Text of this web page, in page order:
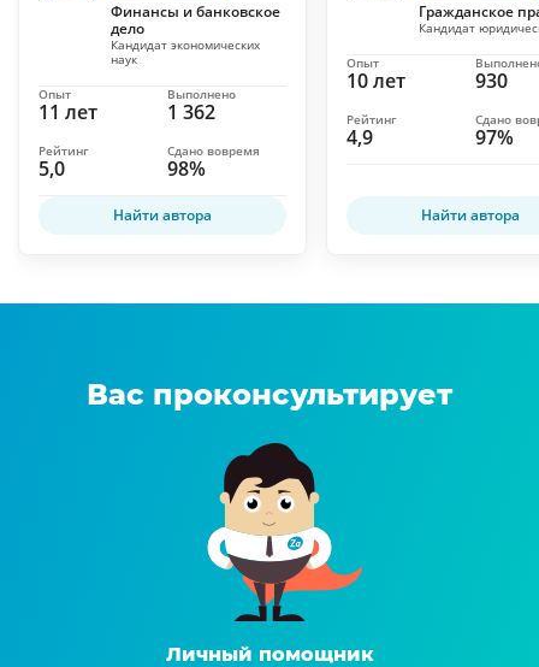
Финансы и банковское
дело
Кандидат экономических
наук
11 лет
Опыт
1 362
Выполнено
5,0
Рейтинг
98%
Сдано вовремя
Найти автора
Гражданское
Кандидат
10 лет
Опыт
930
4,9
Рейтинг
97%
Сдано
Найти автора
Вас проконсультирует
Личный помощник